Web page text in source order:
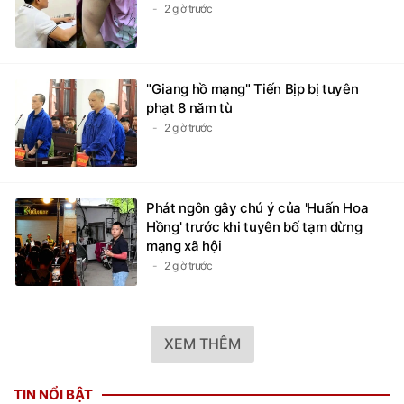
2 giờ trước
"Giang hồ mạng" Tiến Bịp bị tuyên
phạt 8 năm tù
2 giờ trước
Phát ngôn gây chú ý của 'Huấn Hoa
Hồng' trước khi tuyên bố tạm dừng
mạng xã hội
2 giờ trước
XEM THÊM
TIN NỔI BẬT